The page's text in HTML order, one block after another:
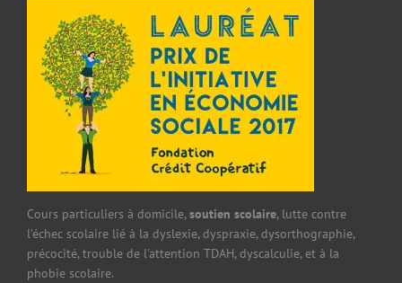
Cours particuliers à domicile,soutien scolaire, lutte contre
l’échec scolaire lié à la dyslexie, dyspraxie, dysorthographie,
précocité, trouble de l’attention TDAH, dyscalculie, et à la
phobie scolaire.